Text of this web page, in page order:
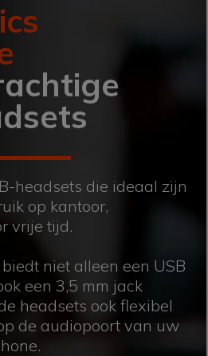
headsets die ideaal zijn
op kantoor,
vrije tijd.
niet alleen een USB
een 3,5 mm jack
headsets ook flexibel
de audiopoort van uw